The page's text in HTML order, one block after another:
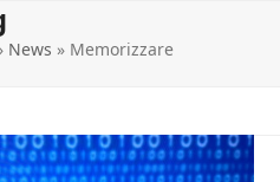
News » Memorizzare